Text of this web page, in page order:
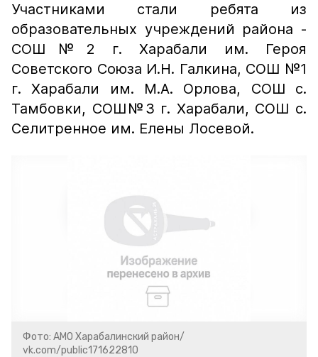
Участниками стали ребята из
образовательных учреждений района -
СОШ№2 г. Харабали им. Героя
Советского Союза И.Н. Галкина, СОШ №1
г. Харабали им. М.А. Орлова, СОШ с.
Тамбовки, СОШ№3 г. Харабали, СОШ с.
Селитренное им. Елены Лосевой.
Фото: АМО Харабалинский район/
vk.com/public171622810